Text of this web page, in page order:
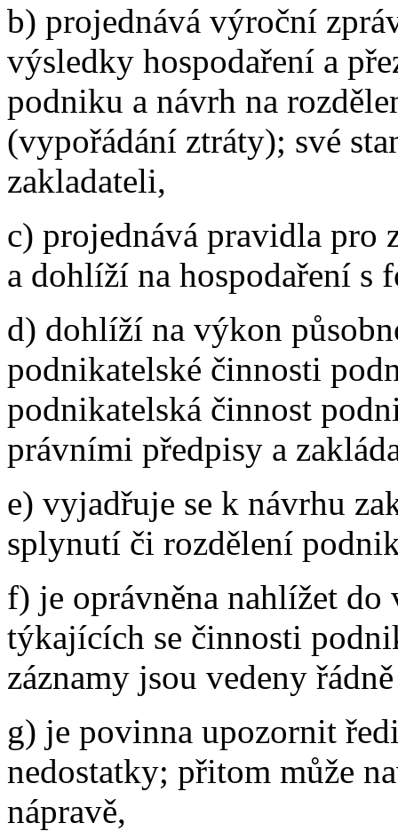
b) projednává výroční
výsledky hospodaření a
podniku a návrh na
(vypořádání ztráty); své
zakladateli,
c) projednává pravidla
a dohlíží na hospodaření s
d) dohlíží na výkon
podnikatelské činnosti
podnikatelská činnost
právními předpisy a
e) vyjadřuje se k návrhu
splynutí či rozdělení
f) je oprávněna nahlížet do
týkajících se činnosti
záznamy jsou vedeny
g) je povinna upozornit
nedostatky; přitom může
nápravě,